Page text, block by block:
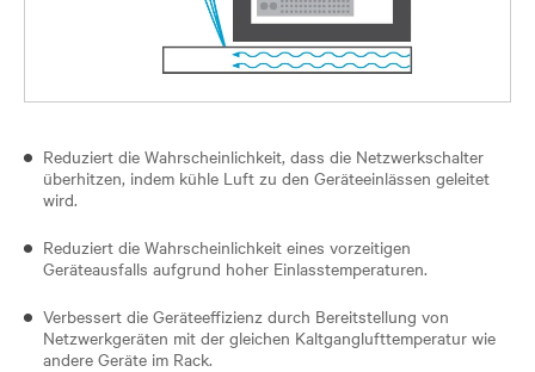
Reduziert die Wahrscheinlichkeit, dass die Netzwerkschalter
überhitzen, indem kühle Luft zu den Geräteeinlässen geleitet
wird.
Reduziert die Wahrscheinlichkeit eines vorzeitigen
Geräteausfalls aufgrund hoher Einlasstemperaturen.
Verbessert die Geräteeffizienz durch Bereitstellung von
Netzwerkgeräten mit der gleichen Kaltganglufttemperatur wie
andere Geräte im Rack.